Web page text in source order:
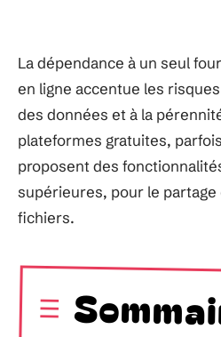
La dépendance à un seul
en ligne accentue les
des données et à la
plateformes gratuites,
proposent des
supérieures, pour le partage
fichiers.